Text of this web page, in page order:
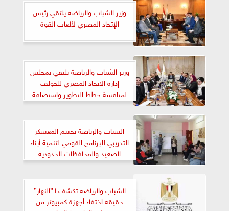
وزير الشباب والرياضة يلتقي رئيس
الإتحاد المصري لألعاب القوة
وزير الشباب والرياضة يلتقي بمجلس
إدارة الاتحاد المصري للجولف
لمناقشة خطط التطوير واستضافة
البطولات الدولية
الشباب والرياضة تختتم المعسكر
التدريبي للبرنامج القومي لتنمية أبناء
الصعيد والمحافظات الحدودية
الشباب والرياضة تكشف لـ”النهار”
حقيقة اختفاء أجهزة كمبيوتر من